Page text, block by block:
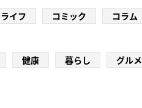
ライフ コミック
コラム
健康 暮らし グルメ